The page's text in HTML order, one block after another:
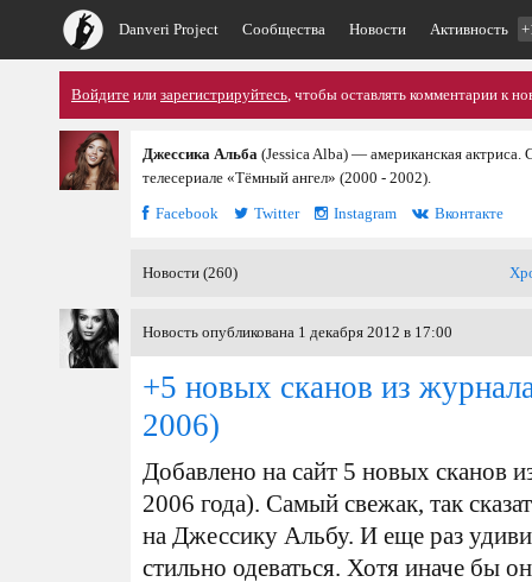
Danveri Project Сообщества Новости Активность
Войдите или зарегистрируйтесь, чтобы оставлять комментарии к
Джессика Альба (Jessica Alba) — американская актриса.
телесериале «Тёмный ангел» (2000 - 2002).
Facebook
Twitter Instagram Вконтакте
Новости (260)
Новость опубликована 1 декабря 2012 в 17:00
+5 новых сканов из
2006)
Добавлено на сайт 5 новых сканов
2006 года). Самый свежак, так
на Джессику Альбу. И еще раз
стильно одеваться. Хотя иначе бы